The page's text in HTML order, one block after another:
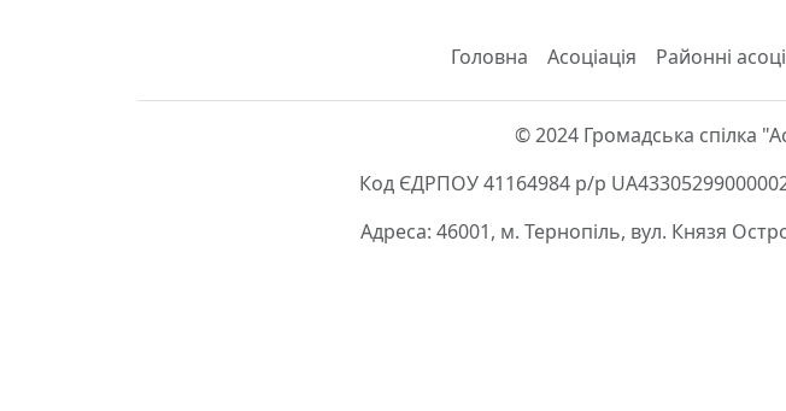
Головна Асоціація Районні
© 2024 Громадська спілка
Код ЄДРПОУ 41164984 р/р
Адреса: 46001, м. Тернопіль, вул. Князя